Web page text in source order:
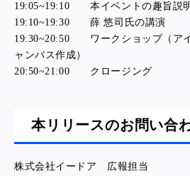
19:05~19:10 本イベントの趣旨説
19:10~19:30 薛 悠司氏の講演
19:30~20:50 ワークショップ（ア
ャンバス作成）
20:50~21:00 クロージング
本リリースのお問い合
株式会社イードア 広報担当